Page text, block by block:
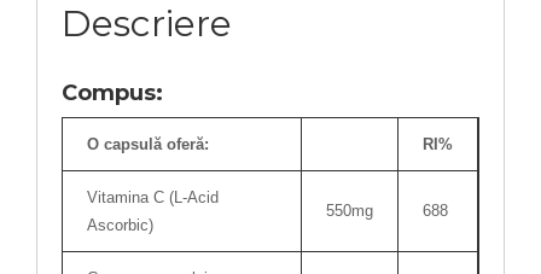
Descriere
Compus:
O capsulă oferă: RI%
Vitamina C (L-Acid
Ascorbic)
550mg 688